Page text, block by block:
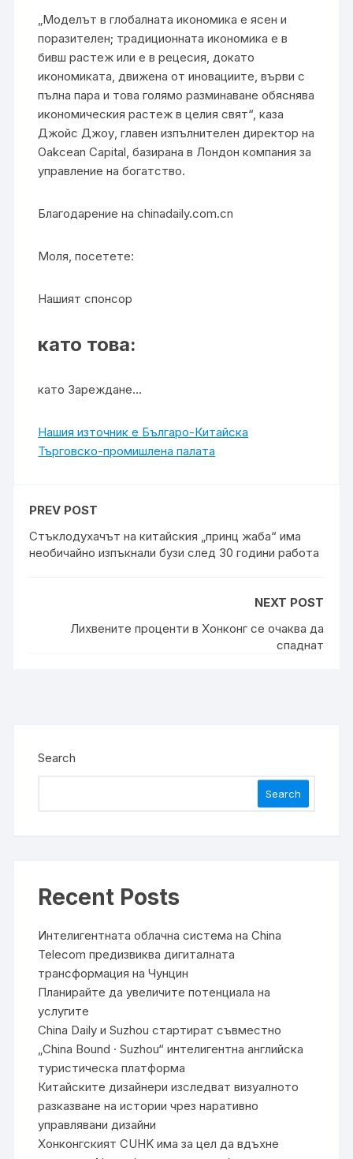
„Моделът в глобалната икономика е ясен и
поразителен; традиционната икономика е в
бивш растеж или е в рецесия, докато
икономиката, движена от иновациите, върви с
пълна пара и това голямо разминаване обяснява
икономическия растеж в целия свят“, каза
Джойс Джоу, главен изпълнителен директор на
Oakcean Capital, базирана в Лондон компания за
управление на богатство.
Благодарение на chinadaily.com.cn
Моля, посетете:
Нашият спонсор
като това:
като Зареждане…
Нашия източник е Българо-Китайска
Търговско-промишлена палaта
PREV POST
Стъклодухачът на китайския „принц жаба“ има
необичайно изпъкнали бузи след 30 години работа
NEXT POST
Лихвените проценти в Хонконг се очаква да
спаднат
Search
Search
Recent Posts
Интелигентната облачна система на China
Telecom предизвиква дигиталната
трансформация на Чунцин
Планирайте да увеличите потенциала на
услугите
China Daily и Suzhou стартират съвместно
„China Bound · Suzhou“ интелигентна английска
туристическа платформа
Китайските дизайнери изследват визуалното
разказване на истории чрез наративно
управлявани дизайни
Хонконгският CUHK има за цел да вдъхне